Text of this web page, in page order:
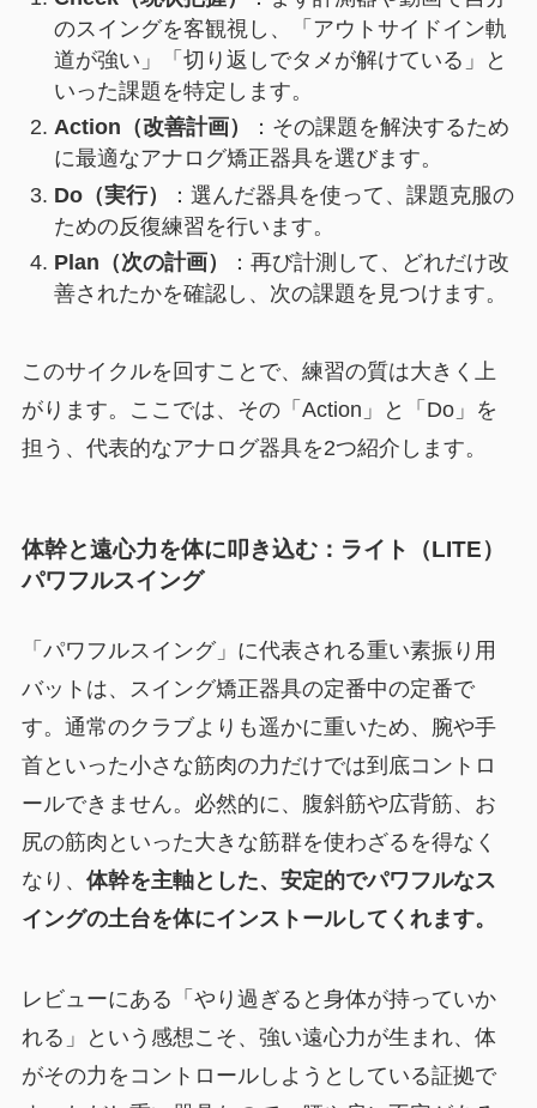
のスイングを客観視し、「アウトサイドイン軌
道が強い」「切り返しでタメが解けている」と
いった課題を特定します。
Action（改善計画）
：その課題を解決するため
に最適なアナログ矯正器具を選びます。
Do（実行）
：選んだ器具を使って、課題克服の
ための反復練習を行います。
Plan（次の計画）
：再び計測して、どれだけ改
善されたかを確認し、次の課題を見つけます。
このサイクルを回すことで、練習の質は大きく上
がります。ここでは、その「Action」と「Do」を
担う、代表的なアナログ器具を2つ紹介します。
体幹と遠心力を体に叩き込む：ライト（LITE）
パワフルスイング
「パワフルスイング」に代表される重い素振り用
バットは、スイング矯正器具の定番中の定番で
す。通常のクラブよりも遥かに重いため、腕や手
首といった小さな筋肉の力だけでは到底コントロ
ールできません。必然的に、腹斜筋や広背筋、お
尻の筋肉といった大きな筋群を使わざるを得なく
なり、 体幹を主軸とした、安定的でパワフルなス
イングの土台を体にインストールしてくれます。
レビューにある「やり過ぎると身体が持っていか
れる」という感想こそ、強い遠心力が生まれ、体
がその力をコントロールしようとしている証拠で